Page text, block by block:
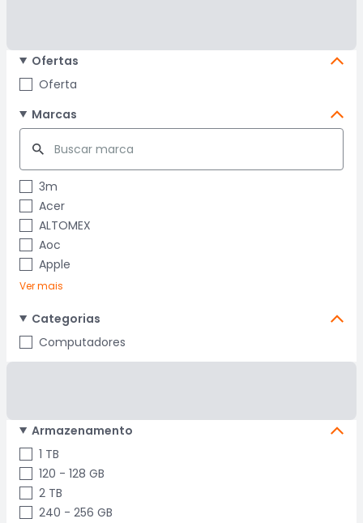
Ofertas
Oferta
Marcas
3m
Acer
ALTOMEX
Aoc
Apple
Ver mais
Categorias
Computadores
Armazenamento
1 TB
120 - 128 GB
2 TB
240 - 256 GB